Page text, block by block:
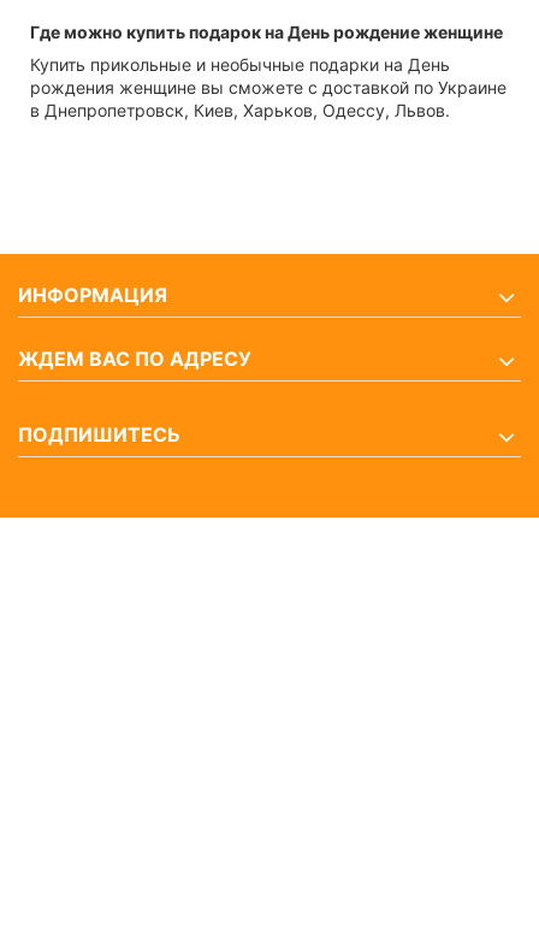
Где можно купить подарок на День рождение женщине
Купить прикольные и необычные подарки на День
рождения женщине вы сможете с доставкой по Украине
в Днепропетровск, Киев, Харьков, Одессу, Львов.
ИНФОРМАЦИЯ
ЖДЕМ ВАС ПО АДРЕСУ
ПОДПИШИТЕСЬ